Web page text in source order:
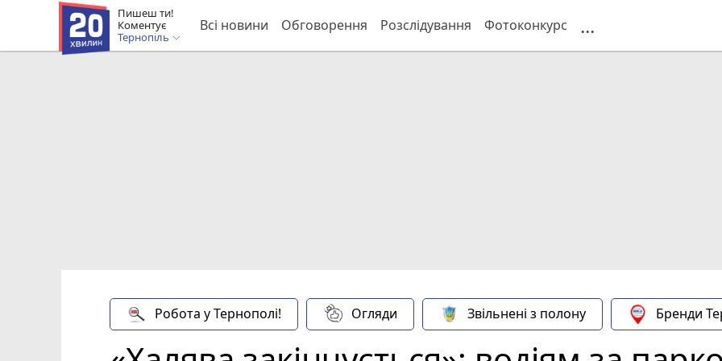
Пишеш ти!
Коментує
Тернопіль
Всі новини Обговорення Розслідування Фотоконкурс ...
Робота у Тернополі! Огляди Звільнені з полону Бренди